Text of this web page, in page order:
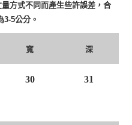
方式不同而產生些許誤差，合
3-5公分。
寬 深
30 31